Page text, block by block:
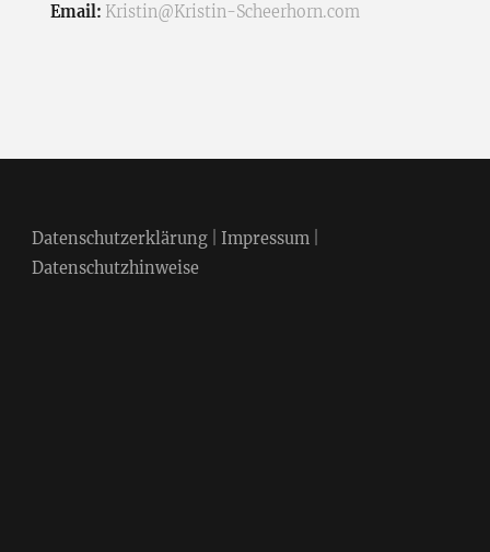
Email: Kristin@Kristin-Scheerhorn.com
Datenschutzerklärung| Impressum|
Datenschutzhinweise